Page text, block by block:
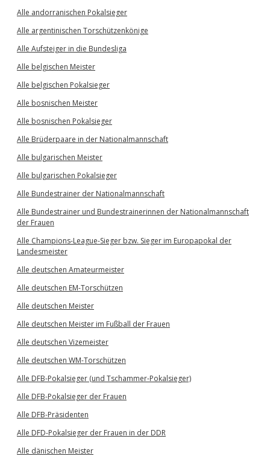
Alle andorranischen Pokalsieger
Alle argentinischen Torschützenkönige
Alle Aufsteiger in die Bundesliga
Alle belgischen Meister
Alle belgischen Pokalsieger
Alle bosnischen Meister
Alle bosnischen Pokalsieger
Alle Brüderpaare in der Nationalmannschaft
Alle bulgarischen Meister
Alle bulgarischen Pokalsieger
Alle Bundestrainer der Nationalmannschaft
Alle Bundestrainer und Bundestrainerinnen der Nationalmannschaft
der Frauen
Alle Champions-League-Sieger bzw. Sieger im Europapokal der
Landesmeister
Alle deutschen Amateurmeister
Alle deutschen EM-Torschützen
Alle deutschen Meister
Alle deutschen Meister im Fußball der Frauen
Alle deutschen Vizemeister
Alle deutschen WM-Torschützen
Alle DFB-Pokalsieger (und Tschammer-Pokalsieger)
Alle DFB-Pokalsieger der Frauen
Alle DFB-Präsidenten
Alle DFD-Pokalsieger der Frauen in der DDR
Alle dänischen Meister